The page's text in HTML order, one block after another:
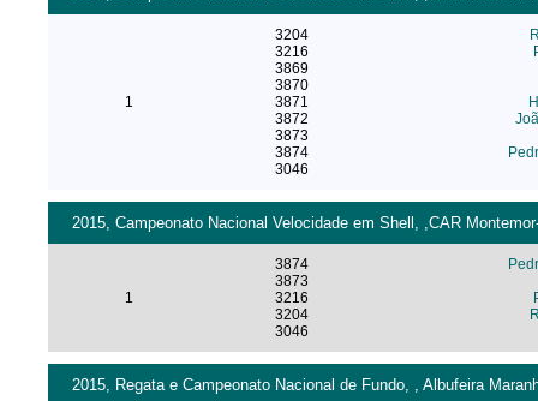
1
3204
3216
3869
3870
3871
3872
3873
3874
3046
2015, Campeonato Nacional Velocidade em Shell, ,CAR
1
3874
3873
3216
3204
3046
2015, Regata e Campeonato Nacional de Fundo, , Albufeira